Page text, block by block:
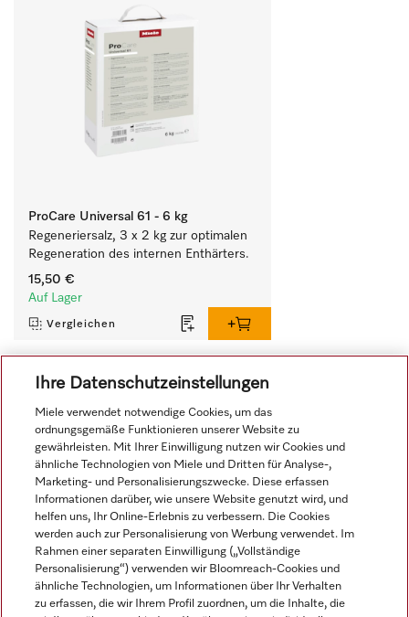
ProCare Universal 61 - 6 kg
Regeneriersalz, 3 x 2 kg zur optimalen
Regeneration des internen Enthärters.
15,50 €
Auf Lager
Vergleichen
Navigation
Service
Ihre Datenschutzeinstellungen
Miele verwendet notwendige Cookies, um das
ordnungsgemäße Funktionieren unserer Website zu
gewährleisten. Mit Ihrer Einwilligung nutzen wir Cookies und
ähnliche Technologien von Miele und Dritten für Analyse-,
Marketing- und Personalisierungszwecke. Diese erfassen
Informationen darüber, wie unsere Website genutzt wird, und
helfen uns, Ihr Online-Erlebnis zu verbessern. Die Cookies
werden auch zur Personalisierung von Werbung verwendet. Im
Rahmen einer separaten Einwilligung („Vollständige
Personalisierung“) verwenden wir Bloomreach-Cookies und
ähnliche Technologien, um Informationen über Ihr Verhalten
zu erfassen, die wir Ihrem Profil zuordnen, um die Inhalte, die